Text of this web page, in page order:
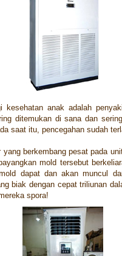
kesehatan anak adalah
ditemukan di sana dan
saat itu, pencegahan sudah
berkembang pesat pada
mold tersebut
dapat dan akan muncul
biak dengan cepat triliunan
spora!